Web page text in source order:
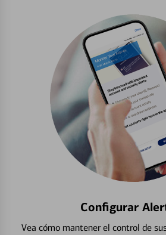
Configurar
Vea cómo mantener el control de